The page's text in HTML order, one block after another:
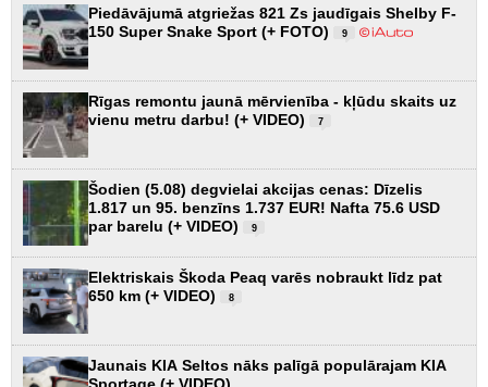
Piedāvājumā atgriežas 821 Zs jaudīgais Shelby F-
150 Super Snake Sport (+ FOTO)
9
Rīgas remontu jaunā mērvienība - kļūdu skaits uz
vienu metru darbu! (+ VIDEO)
7
Šodien (5.08) degvielai akcijas cenas: Dīzelis
1.817 un 95. benzīns 1.737 EUR! Nafta 75.6 USD
par barelu (+ VIDEO)
9
Elektriskais Škoda Peaq varēs nobraukt līdz pat
650 km (+ VIDEO)
8
Jaunais KIA Seltos nāks palīgā populārajam KIA